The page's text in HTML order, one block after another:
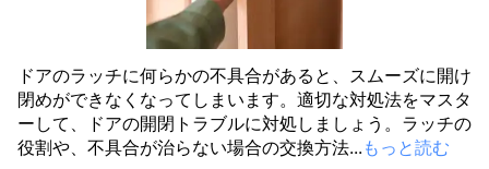
ドアのラッチに何らかの不具合があると、スムーズに開け
閉めができなくなってしまいます。適切な対処法をマスタ
ーして、ドアの開閉トラブルに対処しましょう。ラッチの
役割や、不具合が治らない場合の交換方法... もっと読む